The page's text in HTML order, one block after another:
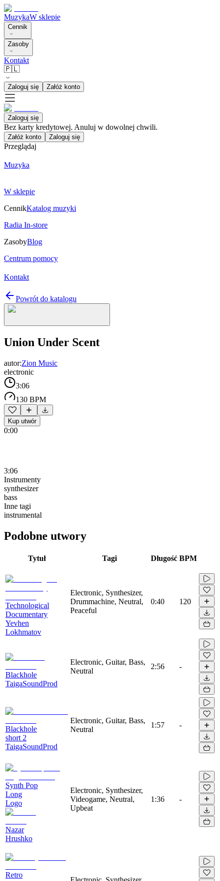
MuzykaW sklepie
Cennik
Zasoby
Kontakt
🇵🇱
Zaloguj się Załóż konto
Zaloguj się
Bez karty kredytowej. Anuluj w dowolnej chwili.
Załóż konto Zaloguj się
Przeglądaj
Muzyka
W sklepie
CennikKatalog muzyki
Radia In-store
ZasobyBlog
Centrum pomocy
Kontakt
Powrót do katalogu
Union Under Scent
autor:Zion Music
electronic
3:06
130 BPM
Kup utwór
0:00
3:06
Instrumenty
synthesizer
bass
Inne tagi
instrumental
Podobne utwory
Tytuł Tagi Długość BPM
Technological
Documentary
Yevhen
Lokhmatov
Electronic, Synthesizer,
Drummachine, Neutral,
Peaceful
0:40 120
Blackhole
TaigaSoundProd
Electronic, Guitar, Bass,
Neutral
2:56 -
Blackhole
short 2
TaigaSoundProd
Electronic, Guitar, Bass,
Neutral
1:57 -
Synth Pop
Long
Logo
Nazar
Hrushko
Electronic, Synthesizer,
Videogame, Neutral,
Upbeat
1:36 -
Retro